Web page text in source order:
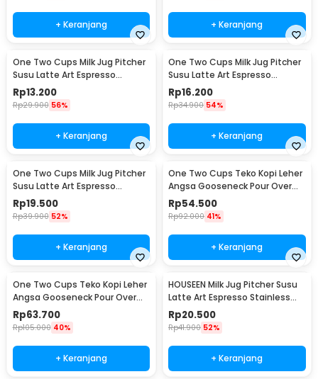
+ Keranjang + Keranjang
One Two Cups Milk Jug Pitcher
Susu Latte Art Espresso
Stainless Steel 1.5oz - S06HG
Rp13.200
Rp29.900 56%
+ Keranjang
One Two Cups Milk Jug Pitcher
Susu Latte Art Espresso
Stainless Steel 3oz - S06HG
Rp16.200
Rp34.900 54%
+ Keranjang
One Two Cups Milk Jug Pitcher
Susu Latte Art Espresso
Stainless Steel 5oz - S06HG
Rp19.500
Rp39.900 52%
+ Keranjang
One Two Cups Teko Kopi Leher
Angsa Gooseneck Pour Over
Drip Kettle 250ml - AA049
Rp54.500
Rp92.000 41%
+ Keranjang
One Two Cups Teko Kopi Leher
Angsa Gooseneck Pour Over
Drip Kettle 350ml - AA049
Rp63.700
Rp105.000 40%
+ Keranjang
HOUSEEN Milk Jug Pitcher Susu
Latte Art Espresso Stainless
Steel 55ml - DL060
Rp20.500
Rp41.900 52%
+ Keranjang